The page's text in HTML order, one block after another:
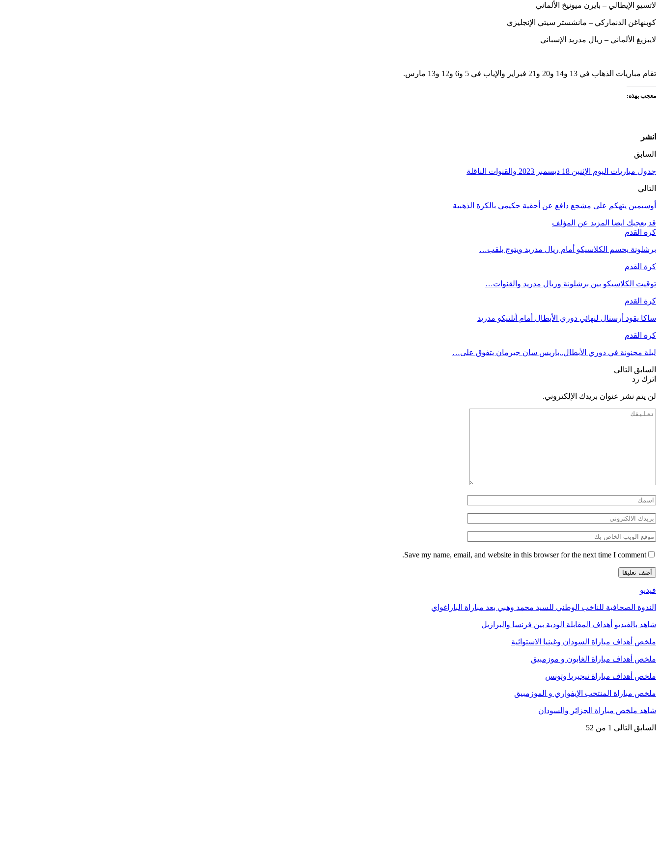
لاتسيو الإيطالي – بايرن ميونيخ الألماني
كوبنهاغن الدنماركي – مانشستر سيتي الإنجليزي
لايبزيغ الألماني – ريال مدريد الإسباني
تقام مباريات الذهاب في 13 و14 و20 و21 فبراير والإياب في 5 و6 و12 و13 مارس.
معجب بهذه:
انشر
السابق
جدول مباريات اليوم الإثنين 18 ديسمبر 2023 والقنوات الناقلة
التالي
أوسيمين يتهكم على مشجع دافع عن أحقية حكيمي بالكرة الذهبية
قد يعجبك ايضا المزيد عن المؤلف
كرة القدم
برشلونة يحسم الكلاسيكو أمام ريال مدريد ويتوج بلقب…
كرة القدم
توقيت الكلاسيكو بين برشلونة وريال مدريد والقنوات…
كرة القدم
ساكا يقود أرسنال لنهائي دوري الأبطال أمام أتلتيكو مدريد
كرة القدم
ليلة مجنونة في دوري الأبطال..باريس سان جيرمان يتفوق على…
السابق التالي
اترك رد
لن يتم نشر عنوان بريدك الإلكتروني.
Save my name, email, and website in this browser for the next time I comment.
فيديو
الندوة الصحافية للناخب الوطني للسيد محمد وهبي بعد مباراة الباراغواي
شاهد بالفيديو أهداف المقابلة الودية بين فرنسا والبرازيل
ملخص أهداف مباراة السودان وغينيا الاستوائية
ملخص أهداف مباراة الغابون و موزمبيق
ملخص أهداف مباراة نيجيريا وتونس
ملخص مباراة المنتخب الإيفواري و الموزمبيق
شاهد ملخص مباراة الجزائر والسودان
السابق التالي 1 من 52